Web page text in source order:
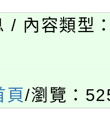
8/29、30在
於龍潭區
日，桃園電
市運動會8/
/ 內容類型
頁/瀏覽：